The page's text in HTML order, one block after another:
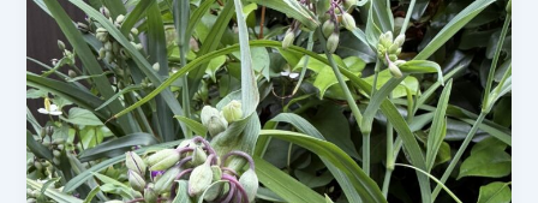
庭
の
あ
じ
さ
い
が